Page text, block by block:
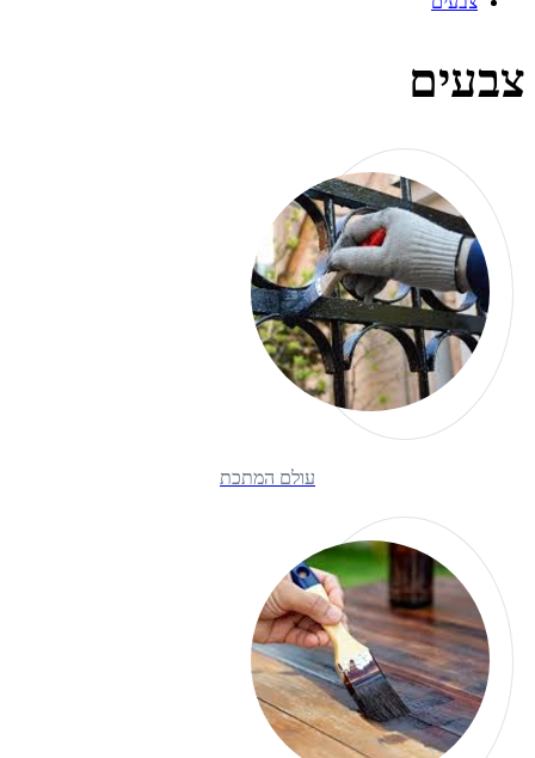
צבעים
עולם המתכת